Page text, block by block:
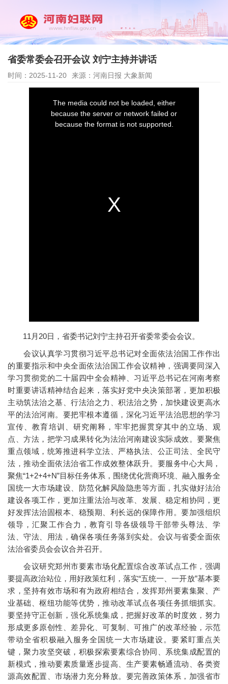
省委常委会召开会议 刘宁主持并讲话
时间：2025-11-20 来源：河南日报 大象新闻
11月20日，省委书记刘宁主持召开省委常委会会议。
会议认真学习贯彻习近平总书记对全面依法治国工作作出
的重要指示和中央全面依法治国工作会议精神，强调要同深入
学习贯彻党的二十届四中全会精神、习近平总书记在河南考察
时重要讲话精神结合起来，落实好党中央决策部署，更加积极
主动筑法治之基、行法治之力、积法治之势，加快建设更高水
平的法治河南。要把牢根本遵循，深化习近平法治思想的学习
宣传、教育培训、研究阐释，牢牢把握贯穿其中的立场、观
点、方法，把学习成果转化为法治河南建设实际成效。要聚焦
重点领域，统筹推进科学立法、严格执法、公正司法、全民守
法，推动全面依法治省工作成效整体跃升。要服务中心大局，
聚焦“1+2+4+N”目标任务体系，围绕优化营商环境、融入服务全
国统一大市场建设、防范化解风险隐患等方面，扎实做好法治
建设各项工作，更加注重法治与改革、发展、稳定相协同，更
好发挥法治固根本、稳预期、利长远的保障作用。要加强组织
领导，汇聚工作合力，教育引导各级领导干部带头尊法、学
法、守法、用法，确保各项任务落到实处。会议与省委全面依
法治省委员会会议合并召开。
会议研究郑州市要素市场化配置综合改革试点工作，强调
要提高政治站位，用好政策红利，落实“五统一、一开放”基本要
求，坚持有效市场和有为政府相结合，发挥郑州要素集聚、产
业基础、枢纽功能等优势，推动改革试点各项任务抓细抓实。
要坚持守正创新，强化系统集成，把握好改革的时度效，努力
形成更多原创性、差异化、可复制、可推广的改革经验，示范
带动全省积极融入服务全国统一大市场建设。要紧盯重点关
键，聚力攻坚突破，积极探索要素综合协同、系统集成配置的
新模式，推动要素质量逐步提高、生产要素畅通流动、各类资
源高效配置、市场潜力充分释放。要完善政策体系，加强省市